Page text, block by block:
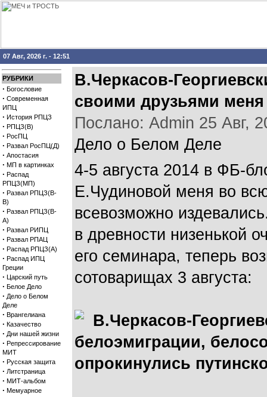
07 Авг, 2026 г. - 12:51
РУБРИКИ
· Богословие
· Современная
ИПЦ
· История РПЦЗ
· РПЦЗ(В)
· РосПЦ
· Развал РосПЦ(Д)
· Апостасия
· МП в картинках
· Распад
РПЦЗ(МП)
· Развал РПЦЗ(В-
В)
· Развал РПЦЗ(В-
А)
· Развал РИПЦ
· Развал РПАЦ
· Распад РПЦЗ(А)
· Распад ИПЦ
Греции
· Царский путь
· Белое Дело
· Дело о Белом
Деле
· Врангелиана
· Казачество
· Дни нашей жизни
· Репрессирование
МИТ
· Русская защита
· Литстраница
· МИТ-альбом
· Мемуарное
В.Черкасов-
своими друзьями меня
Послано: Admin 25 Авг,
Дело о Белом Деле
4-5 августа 2014 в ФБ-
Е.Чудиновой меня во
всевозможно
в древности низенькой
его семинара, теперь
сотоварищах 3 августа:
В.Черкасов-
белоэмиграции,
опрокинулись